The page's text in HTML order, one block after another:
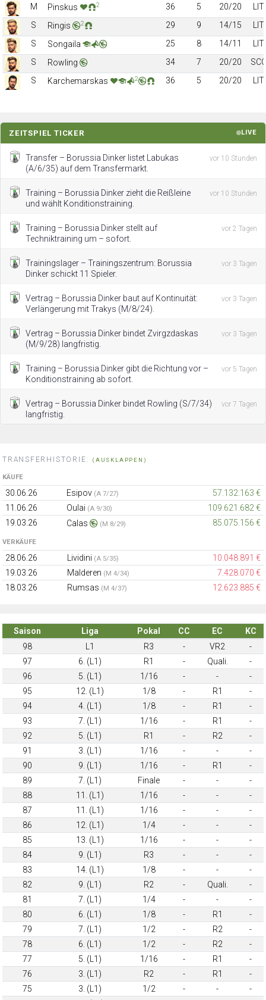
M
Pinskus 2 36 5 20/20
LIT
S
Ringis 2 29 9 14/15
LIT
S
Songaila 25 8 14/11
LIT
S
Rowling 34 7 20/20
S
Karchemarskas 2 36 5 20/20 LIT
ZEITSPIEL TICKER LIVE
Transfer – Borussia Dinker listet Labukas
(A/6/35) auf dem Transfermarkt.
vor 10 Stunden
Training – Borussia Dinker zieht die Reißleine
und wählt Konditionstraining.
vor 10 Stunden
Training – Borussia Dinker stellt auf
Techniktraining um – sofort.
vor 2 Tagen
Trainingslager – Trainingszentrum: Borussia
Dinker schickt 11 Spieler.
vor 3 Tagen
Vertrag – Borussia Dinker baut auf Kontinuität:
Verlängerung mit Trakys (M/8/24).
vor 3 Tagen
Vertrag – Borussia Dinker bindet Zvirgzdaskas
(M/9/28) langfristig.
vor 3 Tagen
Training – Borussia Dinker gibt die Richtung vor –
Konditionstraining ab sofort.
vor 5 Tagen
Vertrag – Borussia Dinker bindet Rowling (S/7/34)
langfristig.
vor 7 Tagen
TRANSFERHISTORIE: (AUSKLAPPEN)
KÄUFE
30.06.26 Esipov (A 7/27)
57.132.163 €
11.06.26
Oulai (A 9/30)
109.621.682 €
19.03.26
Calas (M 8/29) 85.075.156 €
VERKÄUFE
28.06.26 Lividini (A 5/35)
10.048.891 €
19.03.26
Malderen (M 4/34)
7.428.070 €
18.03.26
Rumsas (M 4/37) 12.623.885 €
Saison Liga Pokal CC EC
KC
98
L1 R3 - VR2
-
97
6. (L1) R1 - Quali.
-
96
5. (L1) 1/16 - -
-
95
12. (L1) 1/8 - R1
-
94
4. (L1) 1/8 - R1
-
93
7. (L1) 1/16 - R1
-
92
5. (L1) R1 - R2
-
91
3. (L1) 1/16 - -
-
90
9. (L1) 1/16 - R1
-
89
7. (L1) Finale - -
-
88
11. (L1) 1/16 - -
-
87
11. (L1) 1/16 - -
-
86
12. (L1) 1/4 - -
-
85
13. (L1) 1/16 - -
-
84
9. (L1) R3 - -
-
83
14. (L1) 1/8 - -
-
82
9. (L1) R2 - Quali.
-
81
7. (L1) 1/4 - -
-
80
6. (L1) 1/8 - R1
-
79
7. (L1) 1/2 - R2
-
78
6. (L1) 1/2 - R2
-
77
5. (L1) 1/16 - R1
-
76
3. (L1) R2 - R1
-
75
3. (L1) 1/2 - -
-